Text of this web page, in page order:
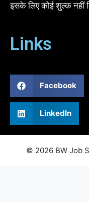
इसके लिए कोई शुल्क नहीं
Links
Facebook
LinkedIn
© 2026 BW Job